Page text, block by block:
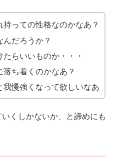
持っての性格なのかなあ？
んだろうか？
たらいいものか・・・
落ち着くのかなあ？
我慢強くなって欲しいなあ
くしかないか、と諦めにも